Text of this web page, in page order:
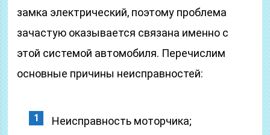
замка электрический, поэтому проблема
зачастую оказывается связана именно с
этой системой автомобиля. Перечислим
основные причины неисправностей:
Неисправность моторчика;